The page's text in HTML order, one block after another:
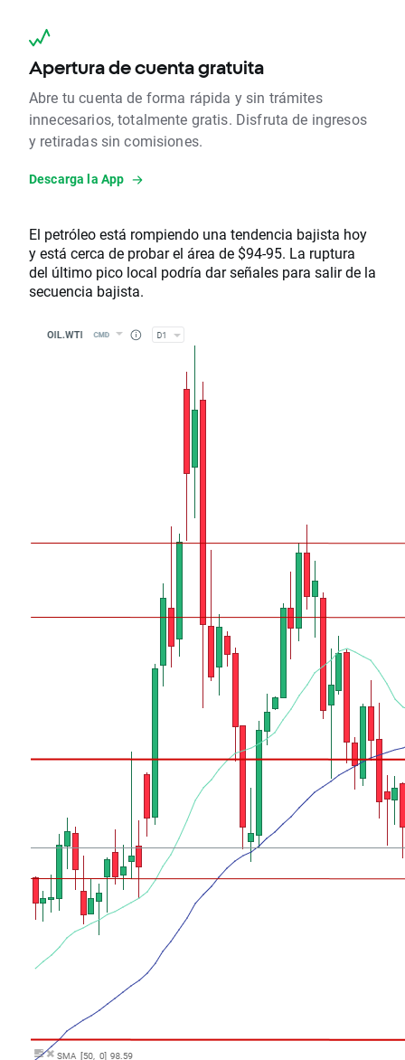
Apertura de cuenta gratuita
Abre tu cuenta de forma rápida y sin trámites
innecesarios, totalmente gratis. Disfruta de ingresos
y retiradas sin comisiones.
Descarga la App
El petróleo está rompiendo una tendencia bajista hoy
y está cerca de probar el área de $94-95. La ruptura
del último pico local podría dar señales para salir de la
secuencia bajista.